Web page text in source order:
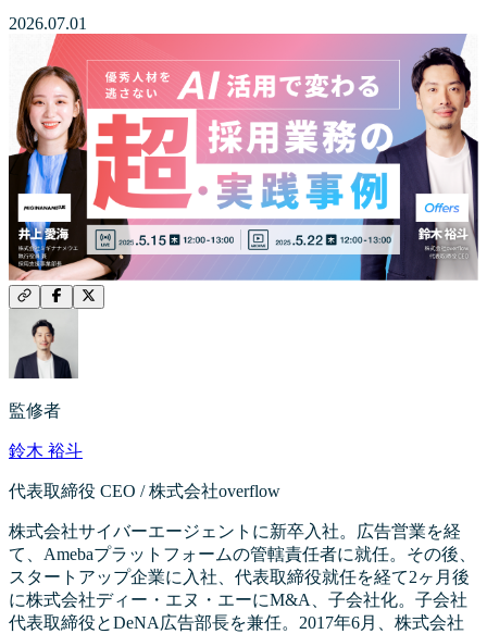
2026.07.01
監修者
鈴木 裕斗
代表取締役 CEO / 株式会社overflow
株式会社サイバーエージェントに新卒入社。広告営業を経
て、Amebaプラットフォームの管轄責任者に就任。その後、
スタートアップ企業に入社、代表取締役就任を経て2ヶ月後
に株式会社ディー・エヌ・エーにM&A、子会社化。子会社
代表取締役とDeNA広告部長を兼任。2017年6月、株式会社